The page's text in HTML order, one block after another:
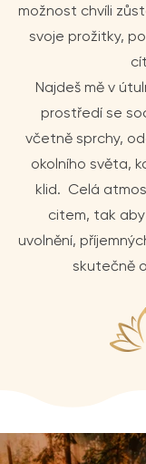
možnost chvíli
svoje prožitky,
Najdeš mě v
prostředí se
včetně sprchy,
okolního světa,
klid. Celá
citem, tak
uvolnění,
skutečně